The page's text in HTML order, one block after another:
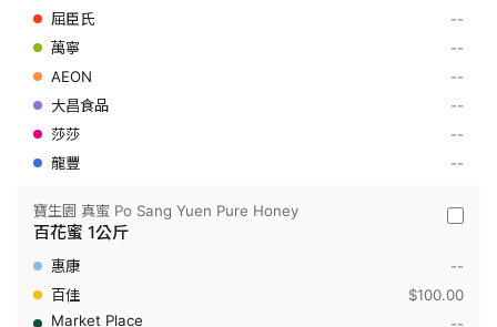
Honey
百
花
500
--
--
--
--
--
--
寶
蜜
寶生園 真蜜 Po Sang Yuen Pure Honey
百花蜜 1公斤
--
$100.00